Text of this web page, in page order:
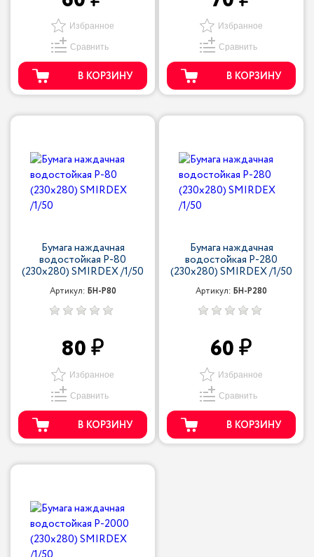
Избранное
Сравнить
В КОРЗИНУ
Избранное
Сравнить
В КОРЗИНУ
Бумага наждачная
водостойкая P-80
(230х280) SMIRDEX /1/50
Артикул: БН-P80
80
Избранное
Сравнить
В КОРЗИНУ
Бумага наждачная
водостойкая P-280
(230х280) SMIRDEX /1/50
Артикул: БН-P280
60
Избранное
Сравнить
В КОРЗИНУ